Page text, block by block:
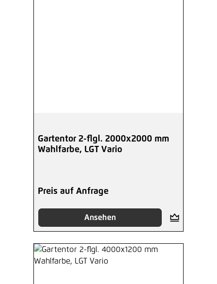
Gartentor 2-flgl. 2000x2000 mm
Wahlfarbe, LGT Vario
Preis auf Anfrage
Ansehen